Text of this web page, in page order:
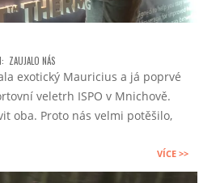
ZAUJALO NÁS
exotický Mauricius a já poprvé
veletrh ISPO v Mnichově.
oba. Proto nás velmi potěšilo,
VÍCE >>